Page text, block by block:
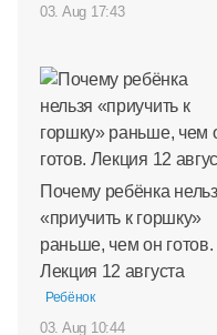
03. Aug 17:43
Почему ребёнка
«приучить к горшку»
раньше, чем он готов.
Лекция 12 августа
Ребёнок
03. Aug 10:44